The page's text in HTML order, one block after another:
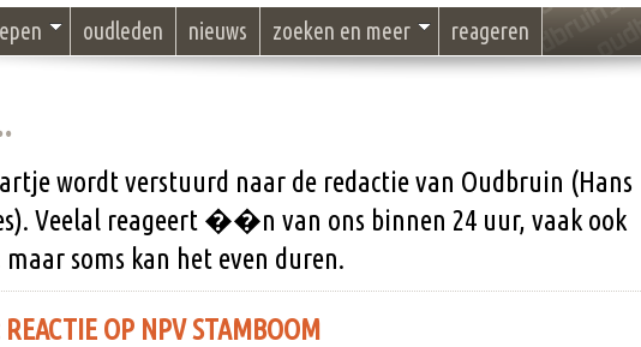
oudleden nieuws zoeken en meer reageren
wordt verstuurd naar de redactie van Oudbruin (Hans
Veelal reageert ��n van ons binnen 24 uur, vaak ook
maar soms kan het even duren.
OP NPV STAMBOOM